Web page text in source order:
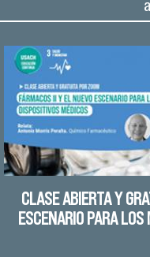
CLASE ABIERTA Y
ESCENARIO PARA